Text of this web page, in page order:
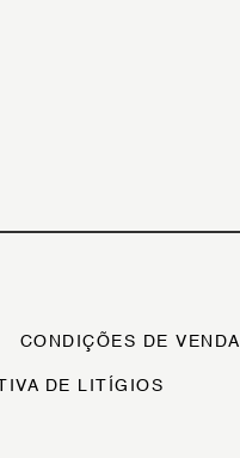
CONDIÇÕES DE VENDA
DE LITÍGIOS